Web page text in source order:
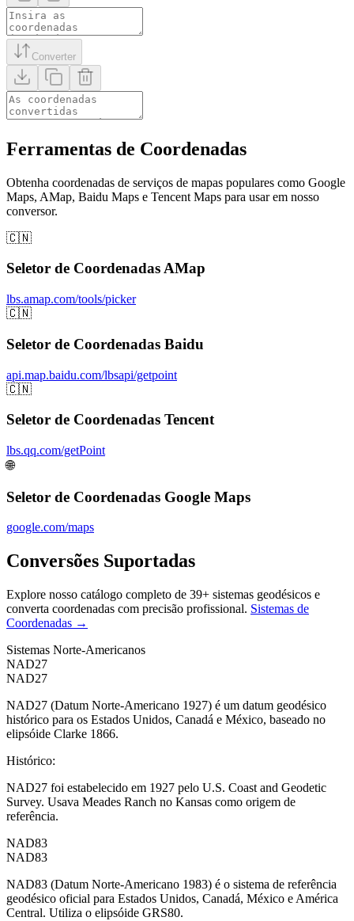
Converter
Ferramentas de Coordenadas
Obtenha coordenadas de serviços de mapas populares como Google
Maps, AMap, Baidu Maps e Tencent Maps para usar em nosso
conversor.
🇨🇳
Seletor de Coordenadas AMap
lbs.amap.com/tools/picker
🇨🇳
Seletor de Coordenadas Baidu
api.map.baidu.com/lbsapi/getpoint
🇨🇳
Seletor de Coordenadas Tencent
lbs.qq.com/getPoint
🌐
Seletor de Coordenadas Google Maps
google.com/maps
Conversões Suportadas
Explore nosso catálogo completo de 39+ sistemas geodésicos e
converta coordenadas com precisão profissional. Sistemas de
Coordenadas →
Sistemas Norte-Americanos
NAD27
NAD27
NAD27 (Datum Norte-Americano 1927) é um datum geodésico
histórico para os Estados Unidos, Canadá e México, baseado no
elipsóide Clarke 1866.
Histórico:
NAD27 foi estabelecido em 1927 pelo U.S. Coast and Geodetic
Survey. Usava Meades Ranch no Kansas como origem de
referência.
NAD83
NAD83
NAD83 (Datum Norte-Americano 1983) é o sistema de referência
geodésico oficial para Estados Unidos, Canadá, México e América
Central. Utiliza o elipsóide GRS80.